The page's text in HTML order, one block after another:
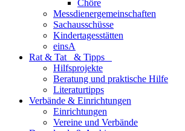
Chöre
Messdienergemeinschaften
Sachausschüsse
Kindertagesstätten
einsA
Rat & Tat & Tipps
Hilfsprojekte
Beratung und praktische Hilfe
Literaturtipps
Verbände & Einrichtungen
Einrichtungen
Vereine und Verbände